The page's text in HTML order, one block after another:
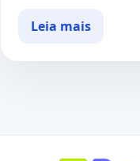
Leia mais